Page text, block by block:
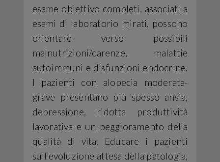
esame obiettivo completi, associati a
esami di laboratorio mirati, possono
orientare verso possibili
malnutrizioni/carenze, malattie
autoimmuni e disfunzioni endocrine.
I pazienti con alopecia moderata-
grave presentano più spesso ansia,
depressione, ridotta produttività
lavorativa e un peggioramento della
qualità di vita. Educare i pazienti
sull’evoluzione attesa della patologia,